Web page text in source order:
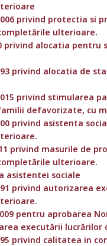
privind protectia si
ulterioare.
privind alocatia
privind alocatia de
privind stimularea
defavorizate, cu
privind asistenta
privind masurile de
ulterioare.
asistentei sociale
privind autorizarea
pentru aprobarea
executării lucrărilor
privind calitatea in